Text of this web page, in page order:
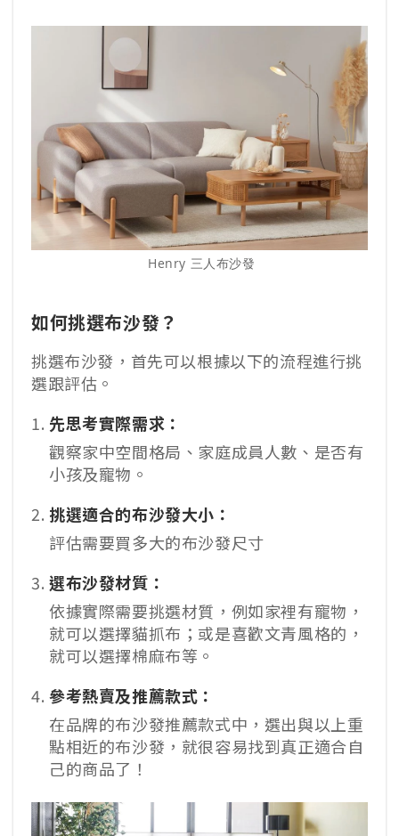
Henry 三人布沙發
如何挑選布沙發？
挑選布沙發，首先可以根據以下的流程進行挑
選跟評估。
先思考實際需求：
觀察家中空間格局、家庭成員人數、是否有
小孩及寵物。
挑選適合的布沙發大小：
評估需要買多大的布沙發尺寸
選布沙發材質：
依據實際需要挑選材質，例如家裡有寵物，
就可以選擇貓抓布；或是喜歡文青風格的，
就可以選擇棉麻布等。
參考熱賣及推薦款式：
在品牌的布沙發推薦款式中，選出與以上重
點相近的布沙發，就很容易找到真正適合自
己的商品了！